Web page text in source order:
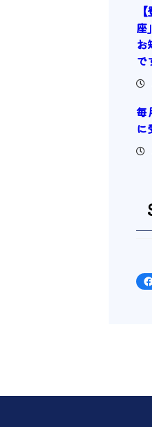
座
お
で
毎
に
Facebook